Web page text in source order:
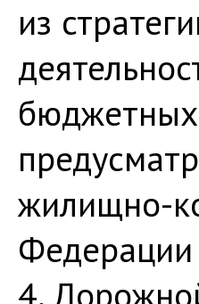
из
бюджетных
жилищно-
4.